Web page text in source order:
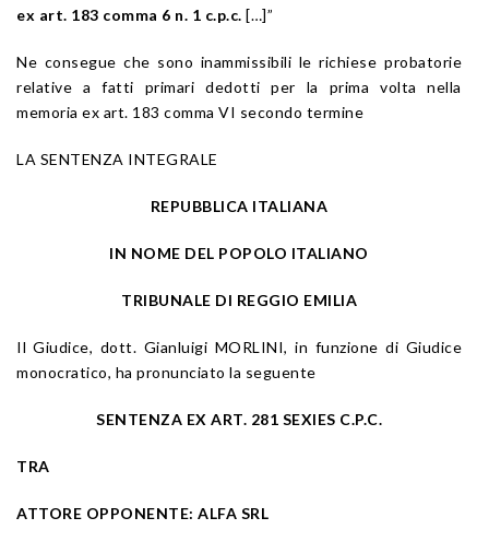
ex art. 183 comma 6 n. 1 c.p.c. […]”
Ne consegue che sono inammissibili le richiese probatorie
relative a fatti primari dedotti per la prima volta nella
memoria ex art. 183 comma VI secondo termine
LA SENTENZA INTEGRALE
REPUBBLICA ITALIANA
IN NOME DEL POPOLO ITALIANO
TRIBUNALE DI REGGIO EMILIA
Il Giudice, dott. Gianluigi MORLINI, in funzione di Giudice
monocratico, ha pronunciato la seguente
SENTENZA EX ART. 281 SEXIES C.P.C.
TRA
ATTORE OPPONENTE: ALFA SRL